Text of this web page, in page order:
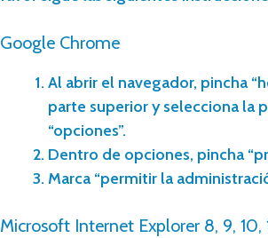
Google Chrome
Al abrir el navegador, pincha
parte superior y selecciona la
“opciones”.
Dentro de opciones, pincha
Marca “permitir la
Microsoft Internet Explorer 8, 9, 10,